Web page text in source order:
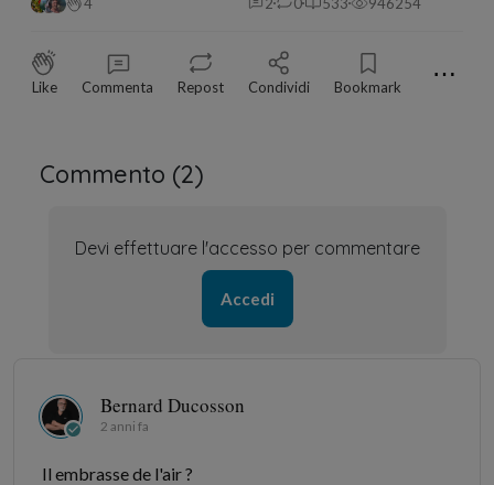
Like Commenta Repost Condividi Bookmark ⋯
Commento (2)
Devi effettuare l'accesso per commentare
Accedi
Bernard Ducosson
2 anni fa
Il embrasse de l'air ?